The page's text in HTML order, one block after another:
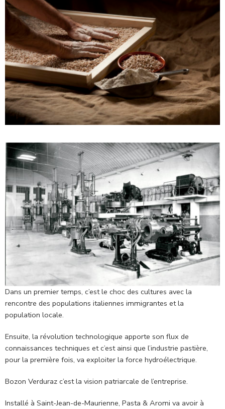
Dans un premier temps, c’est le choc des cultures avec la
rencontre des populations italiennes immigrantes et la
population locale.
Ensuite, la révolution technologique apporte son flux de
connaissances techniques et c’est ainsi que l’industrie pastière,
pour la première fois, va exploiter la force hydroélectrique.
Bozon Verduraz c’est la vision patriarcale de l’entreprise.
Installé à Saint-Jean-de-Maurienne, Pasta & Aromi va avoir à